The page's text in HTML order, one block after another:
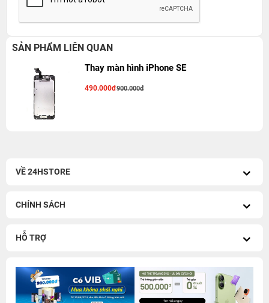
SẢN PHẨM LIÊN QUAN
Thay màn hình iPhone SE
490.000đ900.000đ
VỀ 24HSTORE
CHÍNH SÁCH
HỖ TRỢ